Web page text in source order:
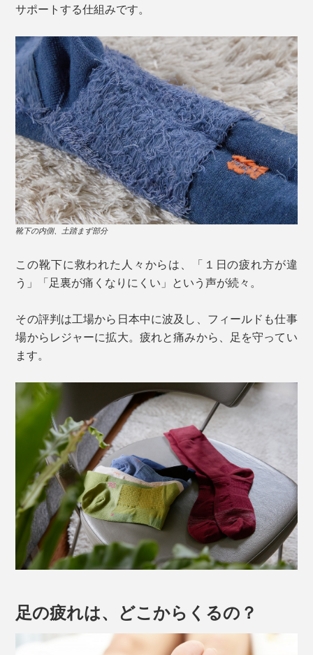
サポートする仕組みです。
靴下の内側、土踏まず部分
この靴下に救われた人々からは、「１日の疲れ方が違
う」「足裏が痛くなりにくい」という声が続々。
その評判は工場から日本中に波及し、フィールドも仕事
場からレジャーに拡大。疲れと痛みから、足を守ってい
ます。
足の疲れは、どこからくるの？